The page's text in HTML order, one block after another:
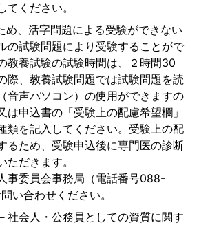
ください。
、活字問題による受験ができない
の試験問題により受験することがで
教養試験の試験時間は、２時間30
際、教養試験問題では試験問題を読
音声パソコン）の使用ができますの
は申込書の「受験上の配慮希望欄」
類を記入してください。受験上の配
るため、受験申込後に専門医の診断
だきます。
事委員会事務局（電話番号088-
い合わせください。
社会人・公務員としての資質に関す